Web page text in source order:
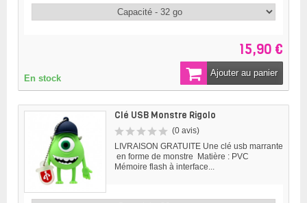
15,90 €
En stock
Ajouter au panier
Clé USB Monstre Rigolo
(0 avis)
LIVRAISON GRATUITE Une clé usb marrante
en forme de monstre Matière : PVC
Mémoire flash à interface...